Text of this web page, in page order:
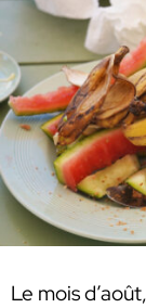
Le mois